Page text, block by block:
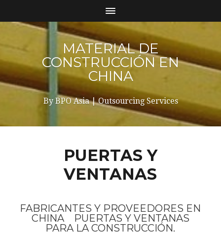
MATERIAL DE
CONSTRUCCIÓN EN
CHINA
By BPO Asia | Outsourcing Services
PUERTAS Y
VENTANAS
FABRICANTES Y PROVEEDORES EN
CHINA PUERTAS Y VENTANAS
PARA LA CONSTRUCCIÓN.